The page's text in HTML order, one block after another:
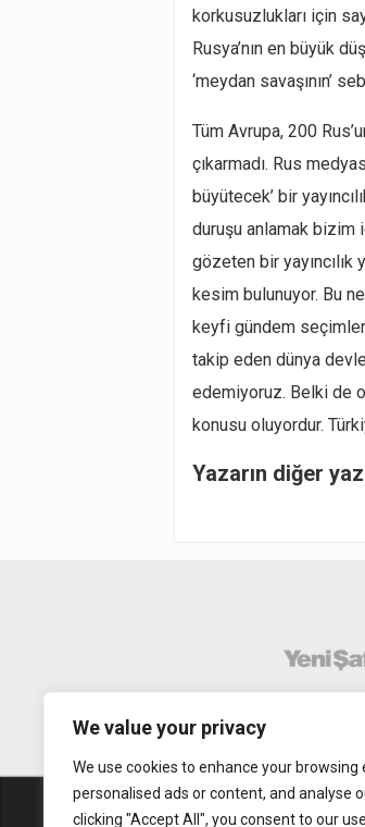
We value your privacy
We use cookies to enhance your browsing
personalised ads or content, and analyse
clicking "Accept All", you consent to our
korkusuzlukları için
Rusya’nın en büyük
‘meydan savaşının’
Tüm Avrupa, 200
çıkarmadı. Rus
büyütecek’ bir
duruşu anlamak bizim
gözeten bir
kesim bulunuyor. Bu
keyfi gündem
takip eden dünya
edemiyoruz. Belki de
konusu oluyordur.
Yazarın diğer